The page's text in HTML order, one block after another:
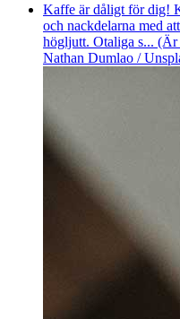
Kaffe är dåligt för dig!
och nackdelarna med
högljutt. Otaliga s...
Nathan Dumlao /